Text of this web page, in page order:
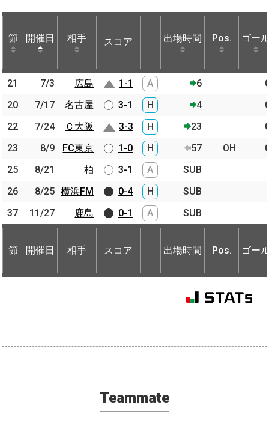
節 開催日 相手 スコア 出場時間 Pos. ゴー
節 開催日 相手 スコア 出場時間 ゴー
21 7/3 広島 1-1 A 6
20
7/17 名古屋 3-1 H 4
22
7/24 Ｃ大阪 3-3 H 23
23
8/9 FC東京 1-0 H 57 OH
25
8/21 柏 3-1 A
SUB
26
8/25 横浜FM 0-4 H
SUB
37
11/27 鹿島 0-1 A SUB
節 開催日 相手 スコア 出場時間 Pos. ゴー
節 開催日 相手
21 7/3
広島
20
7/17
名古屋
22
7/24
Ｃ大阪
23
8/9
FC東京
25
8/21
柏
26
8/25 横浜FM
37
11/27 鹿島
節 開催日 相手
Teammate